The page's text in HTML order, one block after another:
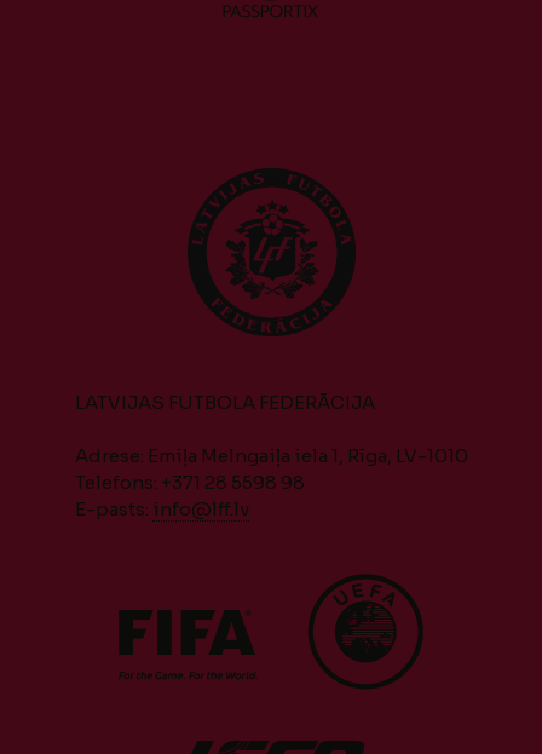
LATVIJAS FUTBOLA FEDERĀCIJA
Adrese: Emiļa Melngaiļa iela 1, Rīga, LV-1010
Telefons: +371 28 5598 98
E-pasts: info@lff.lv